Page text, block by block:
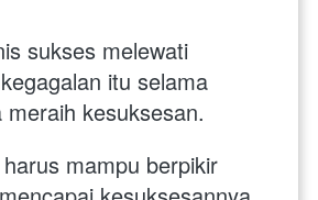
sukses melewati
itu selama
meraih kesuksesan.
mampu berpikir